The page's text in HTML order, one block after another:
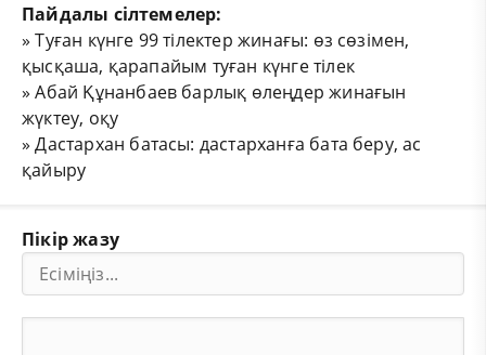
Пайдалы сілтемелер:
»Туған күнге 99 тілектер жинағы: өз сөзімен,
қысқаша, қарапайым туған күнге тілек
»Абай Құнанбаев барлық өлеңдер жинағын
жүктеу, оқу
»Дастархан батасы: дастарханға бата беру, ас
қайыру
Пікір жазу